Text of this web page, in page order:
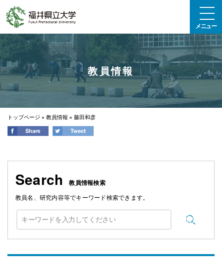
メニュー
教員情報
トップページ » 教員情報 » 藤田和彦
Search
教員情報検索
教員名、研究内容等でキーワード検索できます。
検索